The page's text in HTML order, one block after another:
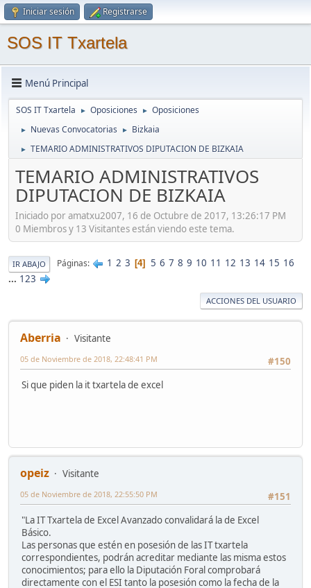
Iniciar sesión Registrarse
SOS IT Txartela
Menú Principal
SOS IT Txartela ► Oposiciones ► Oposiciones
► Nuevas Convocatorias ► Bizkaia
► TEMARIO ADMINISTRATIVOS DIPUTACION DE BIZKAIA
TEMARIO ADMINISTRATIVOS
DIPUTACION DE BIZKAIA
Iniciado por amatxu2007, 16 de Octubre de 2017, 13:26:17 PM
0 Miembros y 13 Visitantes están viendo este tema.
IR ABAJO Páginas 1 2 3 4 5 6 7 8 9 10 11 12 13 14 15 16
... 123
ACCIONES DEL USUARIO
Aberria
Visitante
#150
05 de Noviembre de 2018, 22:48:41 PM
Si que piden la it txartela de excel
opeiz
Visitante
#151
05 de Noviembre de 2018, 22:55:50 PM
"La IT Txartela de Excel Avanzado convalidará la de Excel
Básico.
Las personas que estén en posesión de las IT txartela
correspondientes, podrán acreditar mediante las misma estos
conocimientos; para ello la Diputación Foral comprobará
directamente con el ESI tanto la posesión como la fecha de la